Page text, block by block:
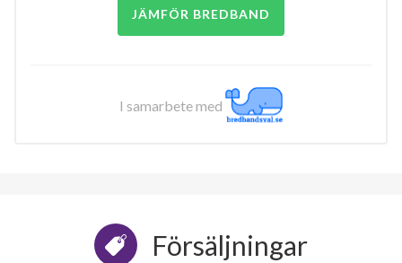
JÄMFÖR BREDBAND
I samarbete med
Försäljningar